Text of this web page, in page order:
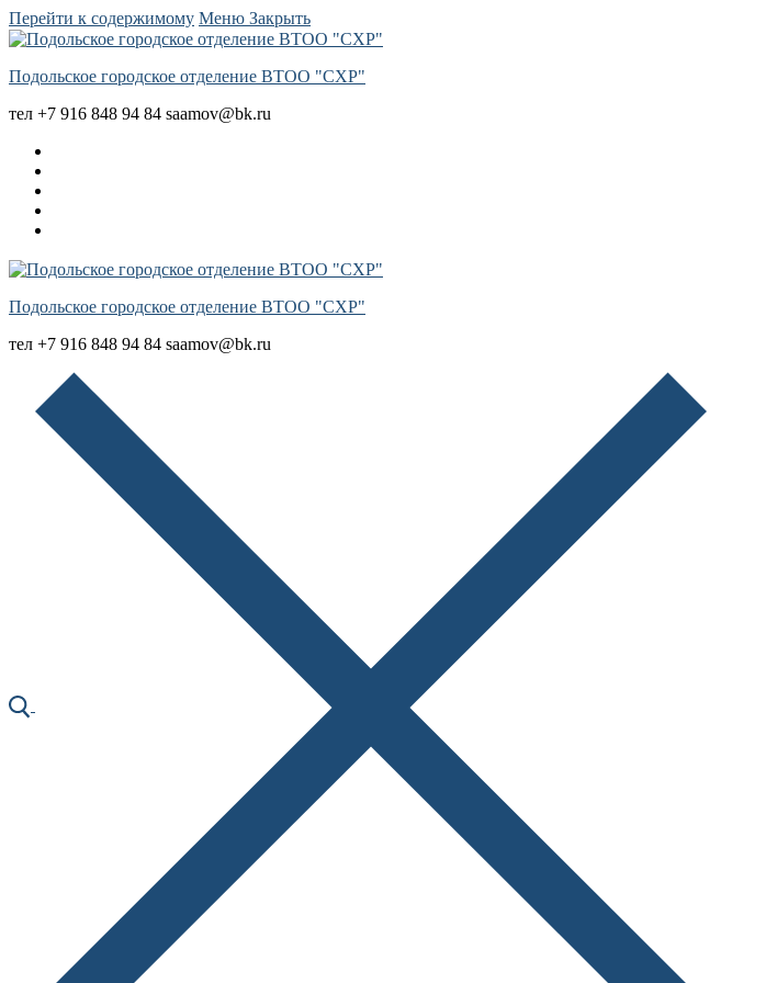
Перейти к содержимому Меню Закрыть
Подольское городское отделение ВТОО "СХР"
тел +7 916 848 94 84 saamov@bk.ru
Подольское городское отделение ВТОО "СХР"
тел +7 916 848 94 84 saamov@bk.ru